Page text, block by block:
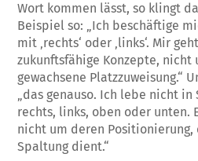
Wort kommen lässt, so klingt
Beispiel so: „Ich beschäftige
mit ‚rechts‘ oder ‚links‘. Mir
zukunftsfähige Konzepte, nicht
gewachsene Platzzuweisung.“
„das genauso. Ich lebe nicht
rechts, links, oben oder unten.
nicht um deren
Spaltung dient.“